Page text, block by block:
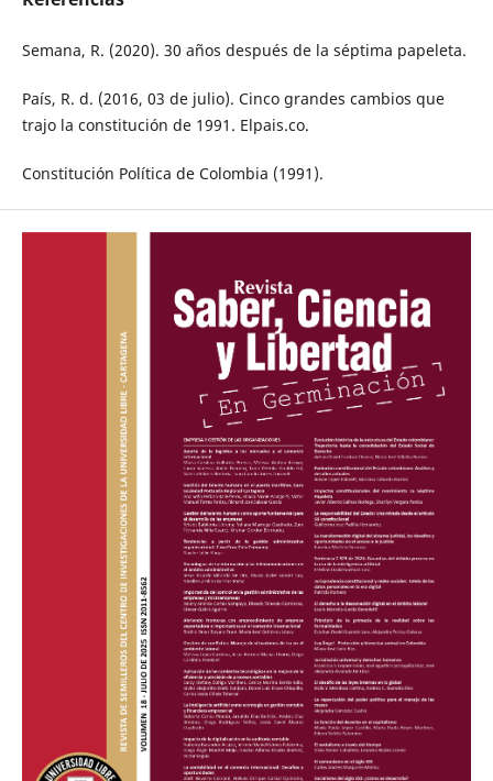
Semana, R. (2020). 30 años después de la séptima papeleta.
País, R. d. (2016, 03 de julio). Cinco grandes cambios que
trajo la constitución de 1991. Elpais.co.
Constitución Política de Colombia (1991).